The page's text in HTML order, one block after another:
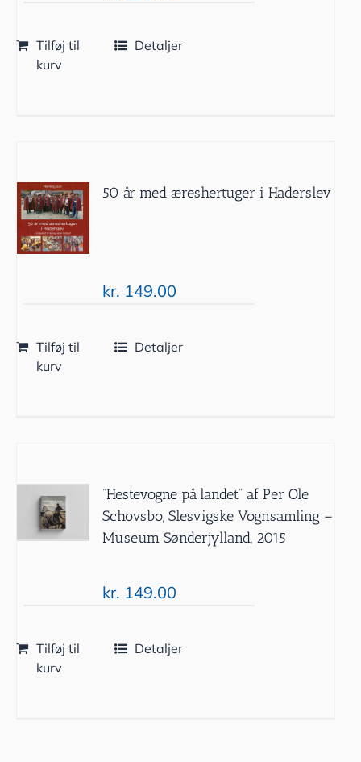
Tilføj til
kurv
Detaljer
50 år med æreshertuger i Haderslev
kr. 149.00
Tilføj til
kurv
Detaljer
”Hestevogne på landet” af Per Ole
Schovsbo, Slesvigske Vognsamling –
Museum Sønderjylland, 2015
kr. 149.00
Tilføj til
kurv
Detaljer